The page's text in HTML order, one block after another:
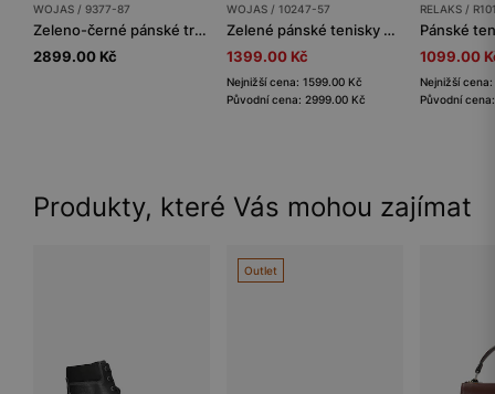
WOJAS / 9377-87
Zeleno-černé pánské trekingové polobotky
2899.00 Kč
WOJAS / 10247-57
Zelené pánské tenisky na bílé podrážce
1399.00 Kč
Nejnižší cena: 1599.00 Kč
Původní cena: 2999.00 Kč
RELAKS /
1099.00
Nejnižší
Původní
Produkty, které Vás mohou zajímat
Outlet